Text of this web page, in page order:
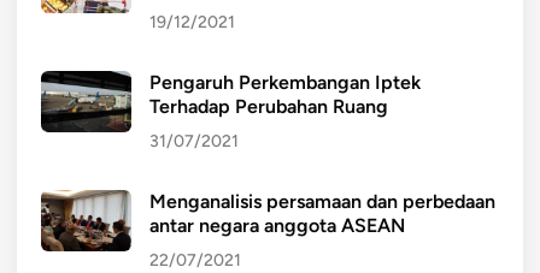
19/12/2021
Pengaruh Perkembangan Iptek
Terhadap Perubahan Ruang
31/07/2021
Menganalisis persamaan dan perbedaan
antar negara anggota ASEAN
22/07/2021